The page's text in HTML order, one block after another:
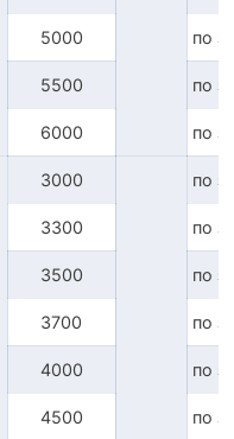
5000 по
5500 по
6000 по
3000 по
3300 по
3500 по
3700 по
4000 по
4500 по